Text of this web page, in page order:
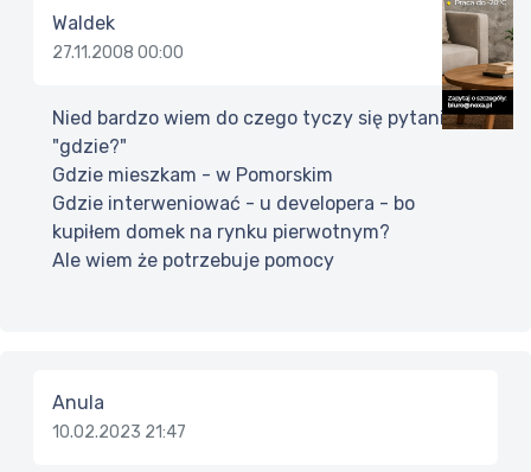
Waldek
27.11.2008 00:00
Nied bardzo wiem do czego tyczy się pytanie
"gdzie?"
Gdzie mieszkam - w Pomorskim
Gdzie interweniować - u developera - bo
kupiłem domek na rynku pierwotnym?
Ale wiem że potrzebuje pomocy
Anula
10.02.2023 21:47